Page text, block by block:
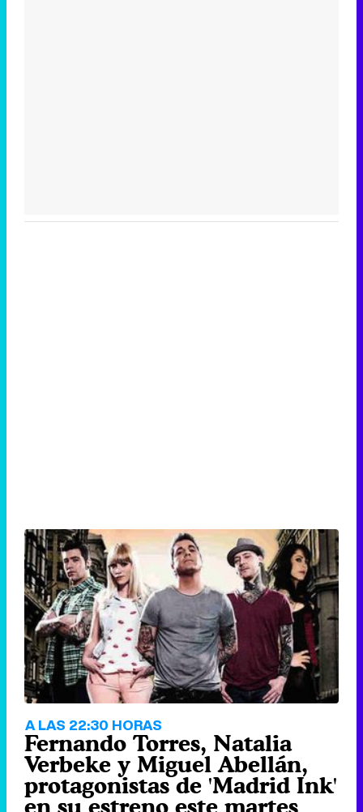
A LAS 22:30 HORAS
Fernando Torres, Natalia
Verbeke y Miguel Abellán,
protagonistas de 'Madrid Ink'
en su estreno este martes